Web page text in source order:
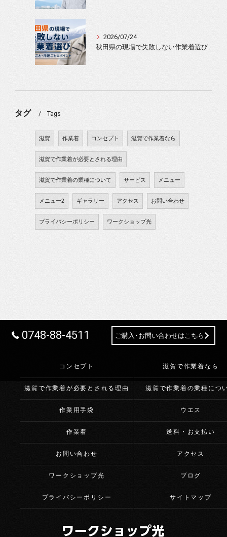
2026/07/24
秋田県の現場で失敗しない作業着選び｜季節ごと・用途ごとのポイント
タグ Tags
滋賀 作業着 コンセプト 滋賀で作業着なら
滋賀で作業着が必要とされる理由
滋賀で作業着の業種について サービス メニュー
メニュー2 ギャラリー アクセス お問い合わせ
プライバシーポリシー ワークショップ光
0748-88-4511 ご購入･お問い合わせはこちら
コンセプト 滋賀で作業着なら
滋賀で作業着が必要とされる理由 滋賀で作業着の業種につ
作業用手袋 ウエス
作業着 送料・お支払い
お問い合わせ アクセス
ワークショップ光 ブログ
プライバシーポリシー サイトマップ